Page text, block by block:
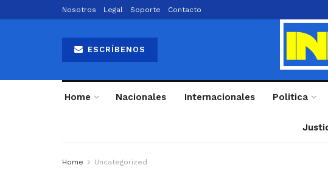
Nosotros Legal Soporte Contacto
ESCRÍBENOS
Home Nacionales Internacionales Politica
Home Uncategorized